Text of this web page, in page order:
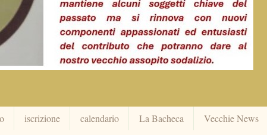
iscrizione calendario La Bacheca Vecchie News